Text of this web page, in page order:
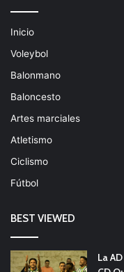
Inicio
Voleybol
Balonmano
Baloncesto
Artes marciales
Atletismo
Ciclismo
Fútbol
BEST VIEWED
La